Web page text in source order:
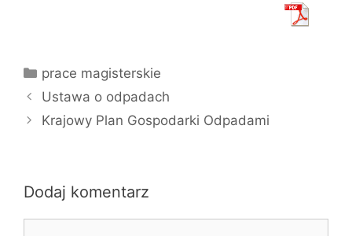
Kategorie
prace magisterskie
Ustawa o odpadach
Krajowy Plan Gospodarki Odpadami
Dodaj komentarz